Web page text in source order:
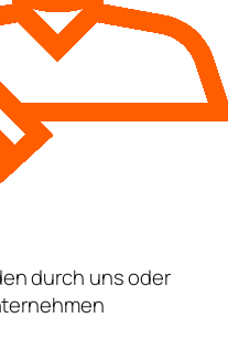
durch uns oder